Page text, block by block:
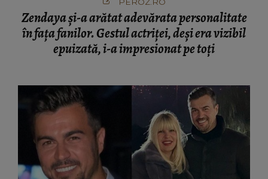
Zendaya și-a arătat adevărata personalitate
în fața fanilor. Gestul actriței, deși era vizibil
epuizată, i-a impresionat pe toți